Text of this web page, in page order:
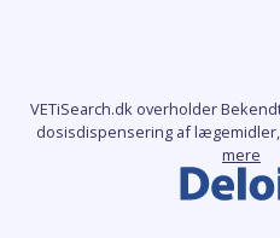
VETiSearch.dk overholder
dosisdispensering af
mere